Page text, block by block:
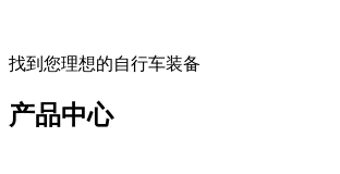
找到您理想的自行车装备
产品中心